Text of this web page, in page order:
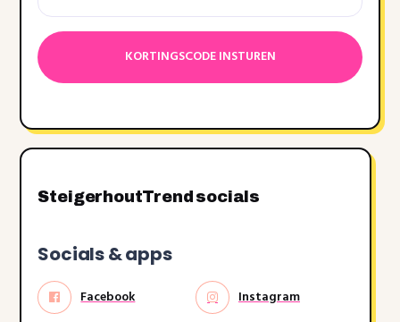
dash
MM
dash
SteigerhoutTrend socials
Socials & apps
Facebook Instagram